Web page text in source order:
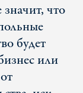
что
будет
или